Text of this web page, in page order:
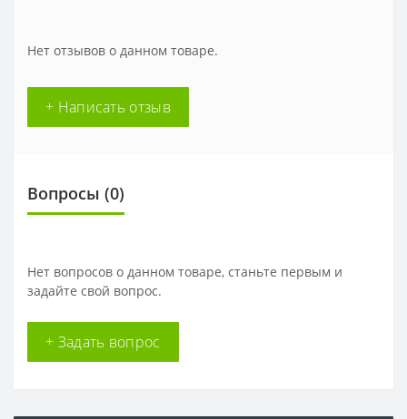
Нет отзывов о данном товаре.
+ Написать отзыв
Вопросы (0)
Нет вопросов о данном товаре, станьте первым и
задайте свой вопрос.
+ Задать вопрос